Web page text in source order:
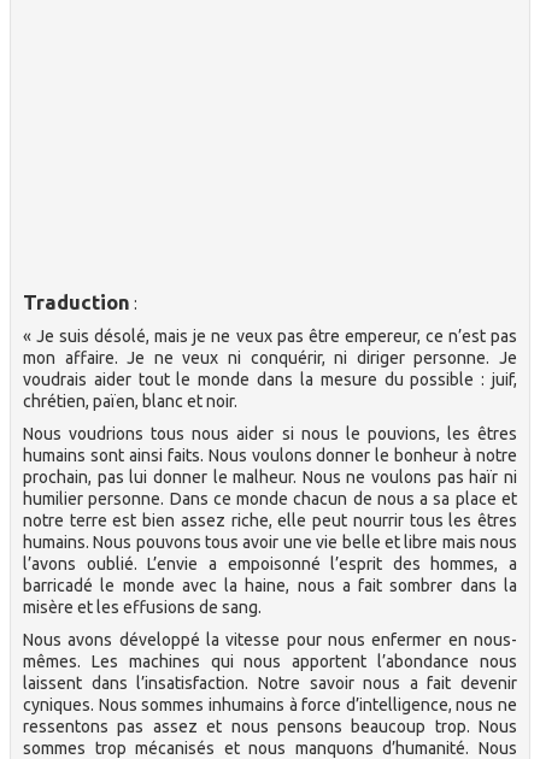
Traduction :
« Je suis désolé, mais je ne veux pas être empereur, ce n’est pas
mon affaire. Je ne veux ni conquérir, ni diriger personne. Je
voudrais aider tout le monde dans la mesure du possible : juif,
chrétien, païen, blanc et noir.
Nous voudrions tous nous aider si nous le pouvions, les êtres
humains sont ainsi faits. Nous voulons donner le bonheur à notre
prochain, pas lui donner le malheur. Nous ne voulons pas haïr ni
humilier personne. Dans ce monde chacun de nous a sa place et
notre terre est bien assez riche, elle peut nourrir tous les êtres
humains. Nous pouvons tous avoir une vie belle et libre mais nous
l’avons oublié. L’envie a empoisonné l’esprit des hommes, a
barricadé le monde avec la haine, nous a fait sombrer dans la
misère et les effusions de sang.
Nous avons développé la vitesse pour nous enfermer en nous-
mêmes. Les machines qui nous apportent l’abondance nous
laissent dans l’insatisfaction. Notre savoir nous a fait devenir
cyniques. Nous sommes inhumains à force d’intelligence, nous ne
ressentons pas assez et nous pensons beaucoup trop. Nous
sommes trop mécanisés et nous manquons d’humanité. Nous